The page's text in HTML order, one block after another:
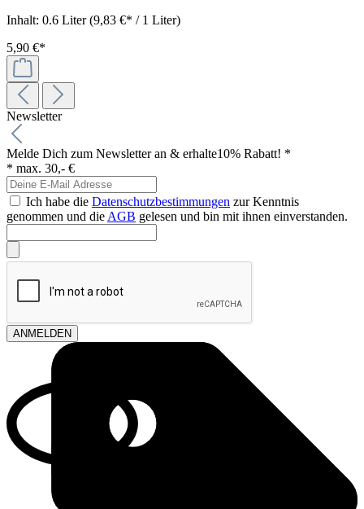
Inhalt: 0.6 Liter(9,83 €* / 1 Liter)
5,90 €*
Newsletter
Melde Dich zum Newsletter an & erhalte10% Rabatt! *
* max. 30,- €
Ich habe die Datenschutzbestimmungen zur Kenntnis
genommen und die AGB gelesen und bin mit ihnen einverstanden.
ANMELDEN